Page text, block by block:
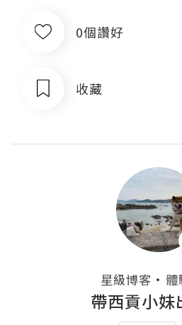
0個讚好
收藏
星級博客 ・ 體
帶西貢小妹